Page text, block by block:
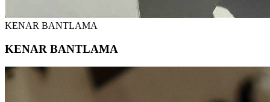
KENAR BANTLAMA
KENAR BANTLAMA